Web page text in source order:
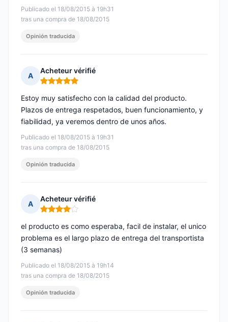
Publicado el 18/08/2015 à 19h31
tras una compra de 18/08/2015
Opinión traducida
A
Acheteur vérifié
Nota: 5 de 5
Publicado el 18/08/2015 à 19h31
tras una compra de 18/08/2015
Estoy muy satisfecho con la calidad del producto.
Plazos de entrega respetados, buen funcionamiento, y
fiabilidad, ya veremos dentro de unos años.
Opinión traducida
A
Acheteur vérifié
Nota: 4 de 5
Publicado el 18/08/2015 à 19h14
tras una compra de 18/08/2015
el producto es como esperaba, facil de instalar, el unico
problema es el largo plazo de entrega del transportista
(3 semanas)
Opinión traducida